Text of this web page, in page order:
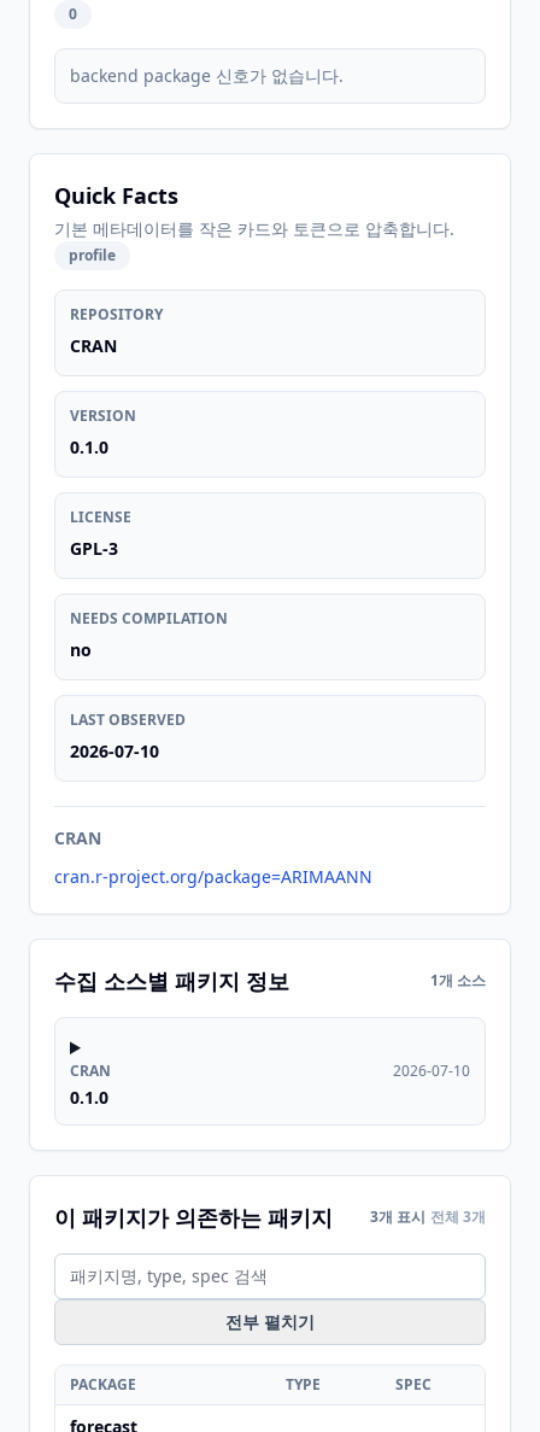
0
backend package 신호가 없습니다.
Quick Facts
기본 메타데이터를 작은 카드와 토큰으로 압축합니다.
profile
REPOSITORY
CRAN
VERSION
0.1.0
LICENSE
GPL-3
NEEDS COMPILATION
no
LAST OBSERVED
2026-07-10
CRAN
cran.r-project.org/package=ARIMAANN
수집 소스별 패키지 정보 1개 소스
CRAN
0.1.0
2026-07-10
이 패키지가 의존하는 패키지 3개 표시 전체 3개
전부 펼치기
PACKAGE TYPE SPEC
forecast